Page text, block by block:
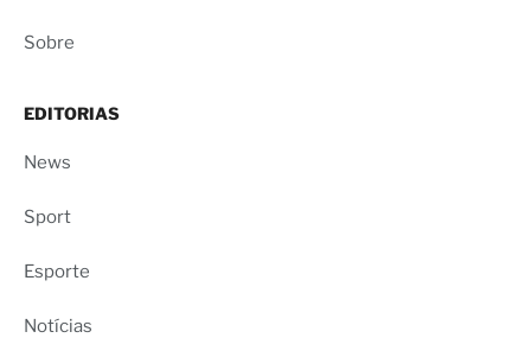
Sobre
EDITORIAS
News
Sport
Esporte
Notícias